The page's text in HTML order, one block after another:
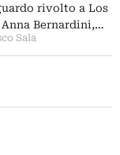
rivolto a Los
Anna Bernardini,…
Sala